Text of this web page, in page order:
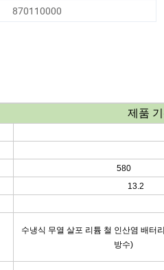
870110000
제품
580
13.2
수냉식 무열 살포 리튬 철 인산염 배터
방수)